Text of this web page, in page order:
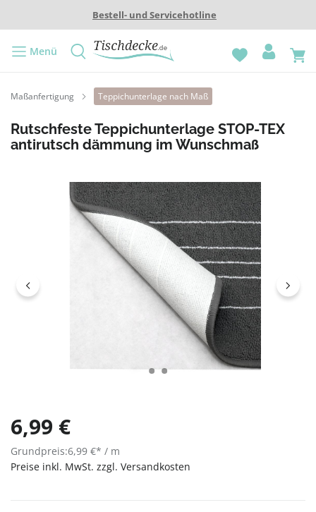
Bestell- und Servicehotline
Menü
Maßanfertigung Teppichunterlage nach Maß
Rutschfeste Teppichunterlage STOP-TEX
antirutsch dämmung im Wunschmaß
Bildergalerie überspringen
6,99 €
Grundpreis:6,99 €* / m
Preise inkl. MwSt. zzgl. Versandkosten